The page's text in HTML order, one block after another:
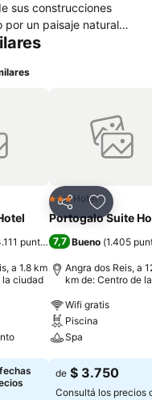
sus construcciones
exteriores, SPA
edades. No olvide
a favoritos
puntuaciones)
a 1.8 km
la ciudad
CompartirAñadir
3 Estrellas
Hotel
Portogalo Suite
7,7 Bueno (1.405
Angra dos Reis, a
km de: Centro de la
Wifi gratis
Piscina
Spa
Ver precios
de $ 3.750
Consultá los precios